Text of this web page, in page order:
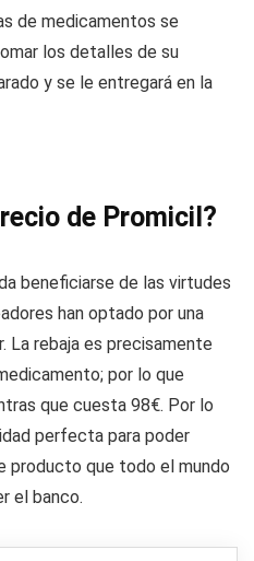
de medicamentos se
los detalles de su
y se le entregará en la
de Promicil?
beneficiarse de las virtudes
han optado por una
La rebaja es precisamente
por lo que
que cuesta 98€. Por lo
perfecta para poder
producto que todo el mundo
el banco.